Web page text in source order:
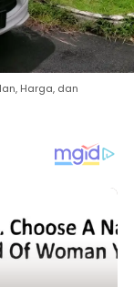
Harga, dan